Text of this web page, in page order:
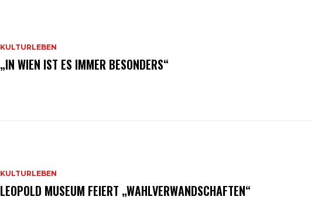
KULTURLEBEN
„IN WIEN IST ES IMMER BESONDERS“
KULTURLEBEN
LEOPOLD MUSEUM FEIERT „WAHLVERWANDSCHAFTEN“